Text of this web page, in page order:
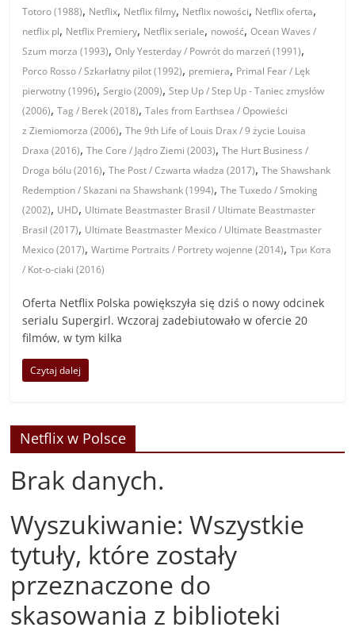
Totoro (1988), Netflix, Netflix filmy, Netflix nowości, Netflix oferta,
netflix pl, Netflix Premiery, Netflix seriale, nowość,Ocean Waves /
Szum morza (1993),Only Yesterday / Powrót do marzeń (1991),
Porco Rosso / Szkarłatny pilot (1992), premiera, Primal Fear / Lęk
pierwotny (1996),Sergio (2009),Step Up / Step Up - Taniec zmysłów
(2006),Tag / Berek (2018),Tales from Earthsea / Opowieści
z Ziemiomorza (2006),The 9th Life of Louis Drax / 9 życie Louisa
Draxa (2016),The Core / Jądro Ziemi (2003),The Hurt Business /
Droga bólu (2016),The Post / Czwarta władza (2017),The Shawshank
Redemption / Skazani na Shawshank (1994),The Tuxedo / Smoking
(2002), UHD, Ultimate Beastmaster Brasil / Ultimate Beastmaster
Brasil (2017), Ultimate Beastmaster Mexico / Ultimate Beastmaster
Mexico (2017),Wartime Portraits / Portrety wojenne (2014),Три Кота
/ Kot-o-ciaki (2016)
Oferta Netflix Polska powiększyła się dziś o nowy odcinek
serialu Supergirl. Wczoraj zadebiutowało w ofercie 20
filmów, w tym kilka
Czytaj dalej
Netflix w Polsce
Brak danych.
Wyszukiwanie: Wszystkie
tytuły, które zostały
przeznaczone do
skasowania z biblioteki